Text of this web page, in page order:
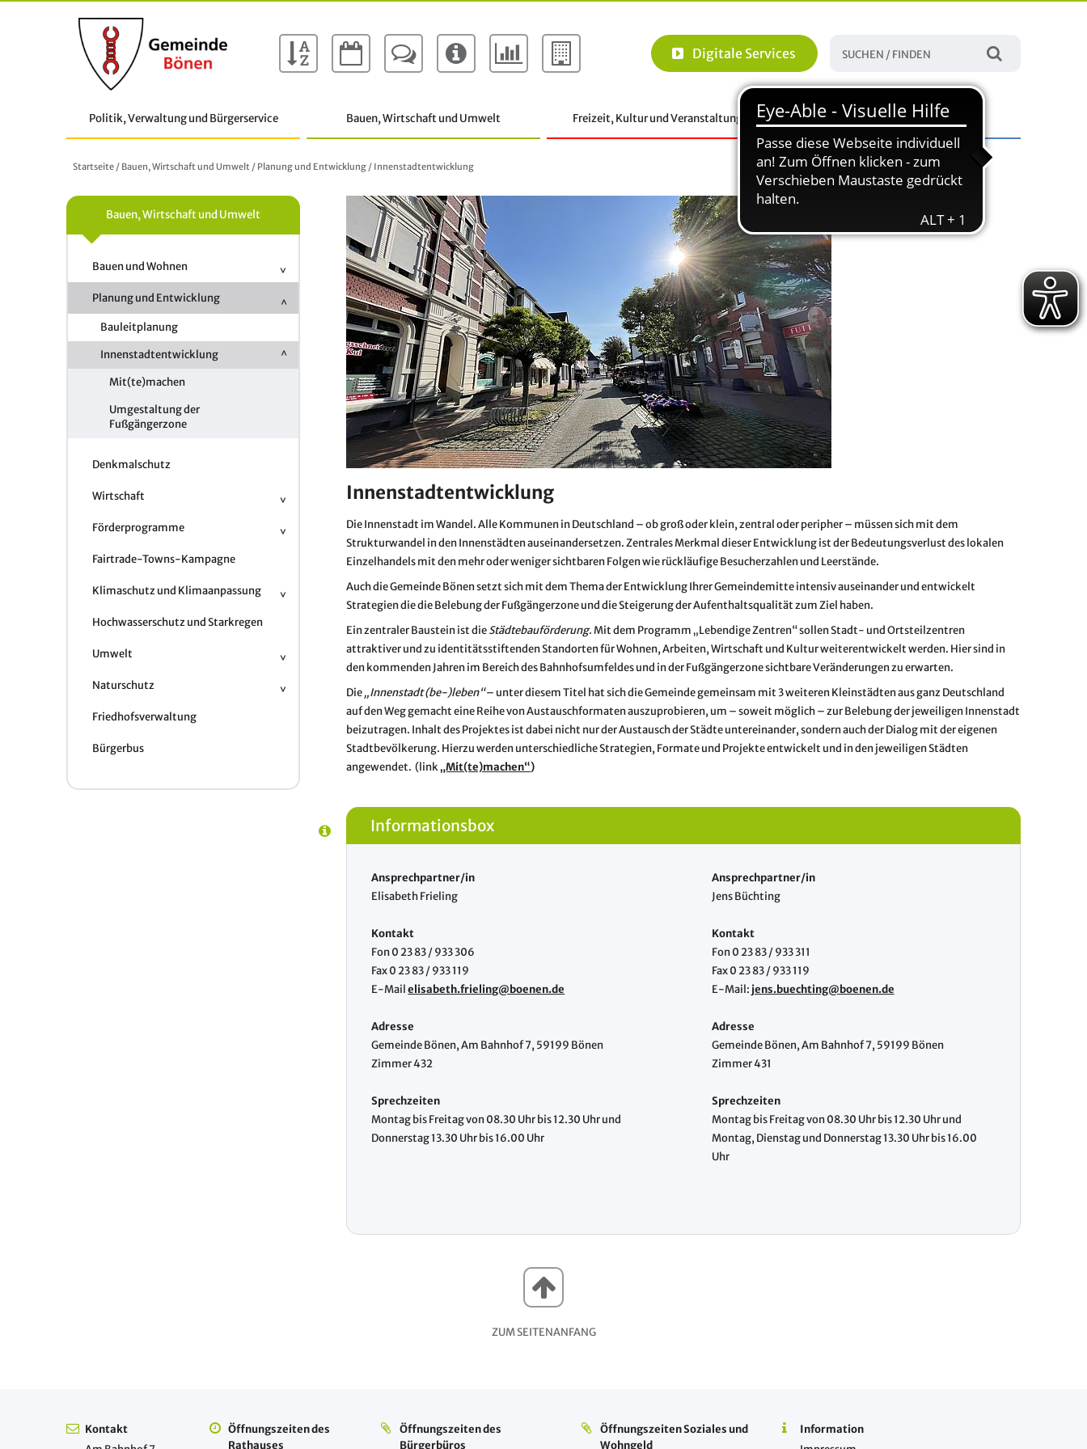
Digitale Services
Politik, Verwaltung und Bürgerservice Bauen, Wirtschaft und Umwelt Freizeit, Kultur und Veranstaltungen Familie, Bildung und Soziales
Startseite / Bauen, Wirtschaft und Umwelt / Planung und Entwicklung / Innenstadtentwicklung
Bauen, Wirtschaft und Umwelt
Bauen und Wohnen
Planung und Entwicklung
Bauleitplanung
Innenstadtentwicklung
Mit(te)machen
Umgestaltung der
Fußgängerzone
Denkmalschutz
Wirtschaft
Förderprogramme
Fairtrade-Towns-Kampagne
Klimaschutz und Klimaanpassung
Hochwasserschutz und Starkregen
Umwelt
Naturschutz
Friedhofsverwaltung
Bürgerbus
Innenstadtentwicklung
Die Innenstadt im Wandel. Alle Kommunen in Deutschland – ob groß oder klein, zentral oder peripher – müssen sich mit dem
Strukturwandel in den Innenstädten auseinandersetzen. Zentrales Merkmal dieser Entwicklung ist der Bedeutungsverlust des lokalen
Einzelhandels mit den mehr oder weniger sichtbaren Folgen wie rückläufige Besucherzahlen und Leerstände.
Auch die Gemeinde Bönen setzt sich mit dem Thema der Entwicklung Ihrer Gemeindemitte intensiv auseinander und entwickelt
Strategien die die Belebung der Fußgängerzone und die Steigerung der Aufenthaltsqualität zum Ziel haben.
Ein zentraler Baustein ist dieStädtebauförderung. Mit dem Programm „Lebendige Zentren“ sollen Stadt- und Ortsteilzentren
attraktiver und zu identitätsstiftenden Standorten für Wohnen, Arbeiten, Wirtschaft und Kultur weiterentwickelt werden. Hier sind in
den kommenden Jahren im Bereich des Bahnhofsumfeldes und in der Fußgängerzone sichtbare Veränderungen zu erwarten.
Die„Innenstadt (be-)leben“– unter diesem Titel hat sich die Gemeinde gemeinsam mit 3 weiteren Kleinstädten aus ganz Deutschland
auf den Weg gemacht eine Reihe von Austauschformaten auszuprobieren, um – soweit möglich – zur Belebung der jeweiligen Innenstadt
beizutragen. Inhalt des Projektes ist dabei nicht nur der Austausch der Städte untereinander, sondern auch der Dialog mit der eigenen
Stadtbevölkerung. Hierzu werden unterschiedliche Strategien, Formate und Projekte entwickelt und in den jeweiligen Städten
angewendet. (link„Mit(te)machen“)
Informationsbox
Ansprechpartner/in
Elisabeth Frieling
Kontakt
Fon 0 23 83 / 933 306
Fax 0 23 83 / 933 119
E-Mailelisabeth.frieling@boenen.de
Adresse
Gemeinde Bönen, Am Bahnhof 7, 59199 Bönen
Zimmer 432
Sprechzeiten
Montag bis Freitag von 08.30 Uhr bis 12.30 Uhr und
Donnerstag 13.30 Uhr bis 16.00 Uhr
Ansprechpartner/in
Jens Büchting
Kontakt
Fon 0 23 83 / 933 311
Fax 0 23 83 / 933 119
E-Mail: jens.buechting@boenen.de
Adresse
Gemeinde Bönen, Am Bahnhof 7, 59199 Bönen
Zimmer 431
Sprechzeiten
Montag bis Freitag von 08.30 Uhr bis 12.30 Uhr und
Montag, Dienstag und Donnerstag 13.30 Uhr bis 16.00
Uhr
ZUM SEITENANFANG
Kontakt
Öffnungszeiten des
Rathauses
Öffnungszeiten des
Bürgerbüros
Öffnungszeiten Soziales und
Wohngeld
Information